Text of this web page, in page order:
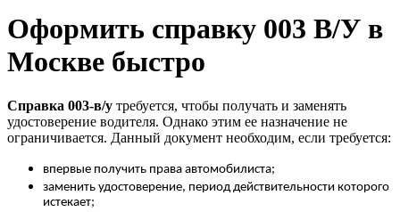
Оформить справку 003 В/У в
Москве быстро
Справка 003-в/у требуется, чтобы получать и заменять
удостоверение водителя. Однако этим ее назначение не
ограничивается. Данный документ необходим, если требуется:
впервые получить права автомобилиста;
заменить удостоверение, период действительности которого
истекает;